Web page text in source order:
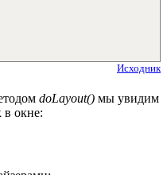
Исходник
doLayout() мы увидим
в окне: